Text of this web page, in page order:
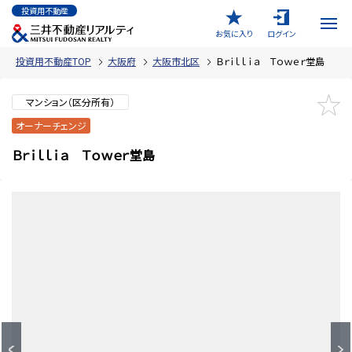
投資用不動産
お気に入り
ログイン
投資用不動産TOP 大阪府 大阪市北区 Ｂｒｉｌｌｉａ Ｔｏｗｅｒ堂島
マンション（区分所有）
オーナーチェンジ
Ｂｒｉｌｌｉａ Ｔｏｗｅｒ堂島